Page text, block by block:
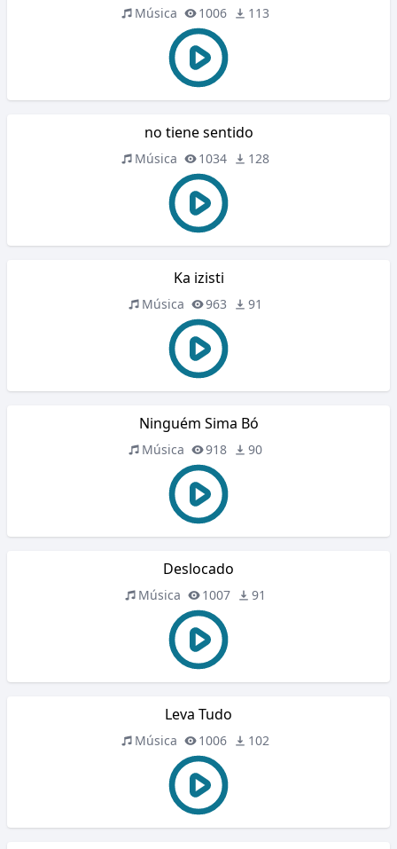
Música 1006 113
no tiene sentido
Música 1034 128
Ka izisti
Música 963 91
Ninguém Sima Bó
Música 918 90
Deslocado
Música 1007 91
Leva Tudo
Música 1006 102